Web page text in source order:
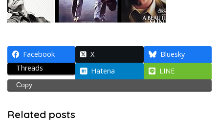
Facebook X
Bluesky
Threads
Hatena LINE
Copy
Related posts